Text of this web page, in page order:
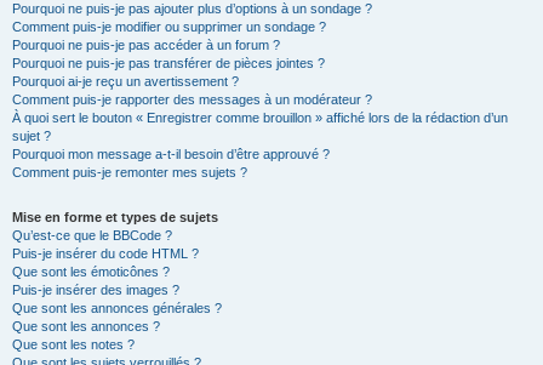
Pourquoi ne puis-je pas ajouter plus d’options à un sondage ?
Comment puis-je modifier ou supprimer un sondage ?
Pourquoi ne puis-je pas accéder à un forum ?
Pourquoi ne puis-je pas transférer de pièces jointes ?
Pourquoi ai-je reçu un avertissement ?
Comment puis-je rapporter des messages à un modérateur ?
À quoi sert le bouton « Enregistrer comme brouillon » affiché lors de la rédaction d’un
sujet ?
Pourquoi mon message a-t-il besoin d’être approuvé ?
Comment puis-je remonter mes sujets ?
Mise en forme et types de sujets
Qu’est-ce que le BBCode ?
Puis-je insérer du code HTML ?
Que sont les émoticônes ?
Puis-je insérer des images ?
Que sont les annonces générales ?
Que sont les annonces ?
Que sont les notes ?